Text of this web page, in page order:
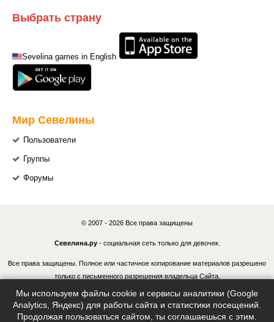
Выбрать страну
Sevelina games in English
Мир Севелины
Пользователи
Группы
Форумы
© 2007 - 2026 Все права защищены
Севелина.ру- социальная сеть только для девочек.
Все права защищены. Полное или частичное копирование материалов разрешено
только с письменного разрешения владельца Сайта.
В случае обнаружения нарушений, виновные лица могут быть привлечены к
ответственности в соответствии с действующим законодательством Российской
Мы используем файлы cookie и сервисы аналитики (Google
Analytics, Яндекс) для работы сайта и статистики посещений.
Продолжая пользоваться сайтом, ты соглашаешься с этим.